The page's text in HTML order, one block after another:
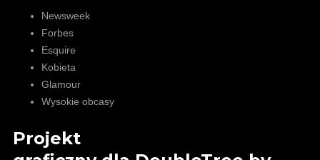
Newsweek
Forbes
Esquire
Kobieta
Glamour
Wysokie obcasy
Projekt